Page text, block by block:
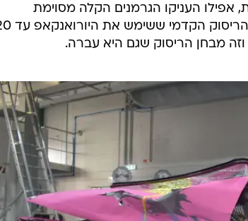
אפילו העניקו הגרמנים הקלה מסוימת